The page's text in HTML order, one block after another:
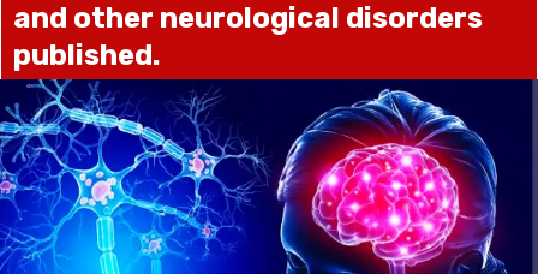
and other neurological disorders
published.